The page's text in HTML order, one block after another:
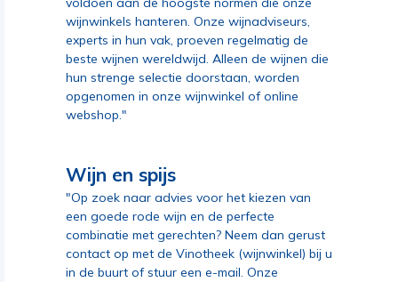
wijnwinkels hanteren. Onze wijnadviseurs,
experts in hun vak, proeven regelmatig de
beste wijnen wereldwijd. Alleen de wijnen die
hun strenge selectie doorstaan, worden
opgenomen in onze wijnwinkel of online
webshop."
Wijn en spijs
"Op zoek naar advies voor het kiezen van
een goede rode wijn en de perfecte
combinatie met gerechten? Neem dan gerust
contact op met de Vinotheek (wijnwinkel) bij u
in de buurt of stuur een e-mail. Onze